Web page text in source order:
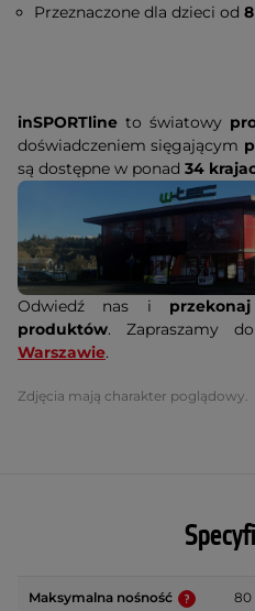
Przeznaczone dla dzieci od
inSPORTline to światowy
doświadczeniem sięgającym
są dostępne w ponad 34
Odwiedź nas i
produktów. Zapraszamy
Warszawie.
Zdjęcia mają charakter poglądowy.
Maksymalna nośność 80